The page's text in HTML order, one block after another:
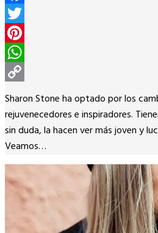
Facebook
Twitter
Pinterest
WhatsApp
Copy
Link
Sharon Stone ha optado por los
rejuvenecedores e inspiradores.
sin duda, la hacen ver más joven y
Veamos…